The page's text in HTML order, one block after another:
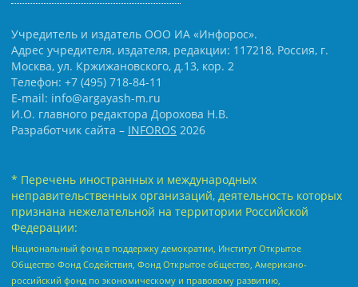
Учредитель и издатель ООО ИА «Инфорос».
Адрес учредителя, издателя, редакции: 117218, Россия, г.
Москва, ул. Кржижановского, д.13, кор. 2
Телефон: +7 (495) 718-84-11
E-mail: info@argayash-m.ru
И.О. главного редактора Дорохова Н.В.
Разработчик сайта – INFOROS 2026
* Перечень иностранных и международных
неправительственных организаций, деятельность которых
признана нежелательной на территории Российской
Федерации:
Национальный фонд в поддержку демократии, Институт Открытое
Общество Фонд Содействия, Фонд Открытое общество, Американо-
российский фонд по экономическому и правовому развитию,